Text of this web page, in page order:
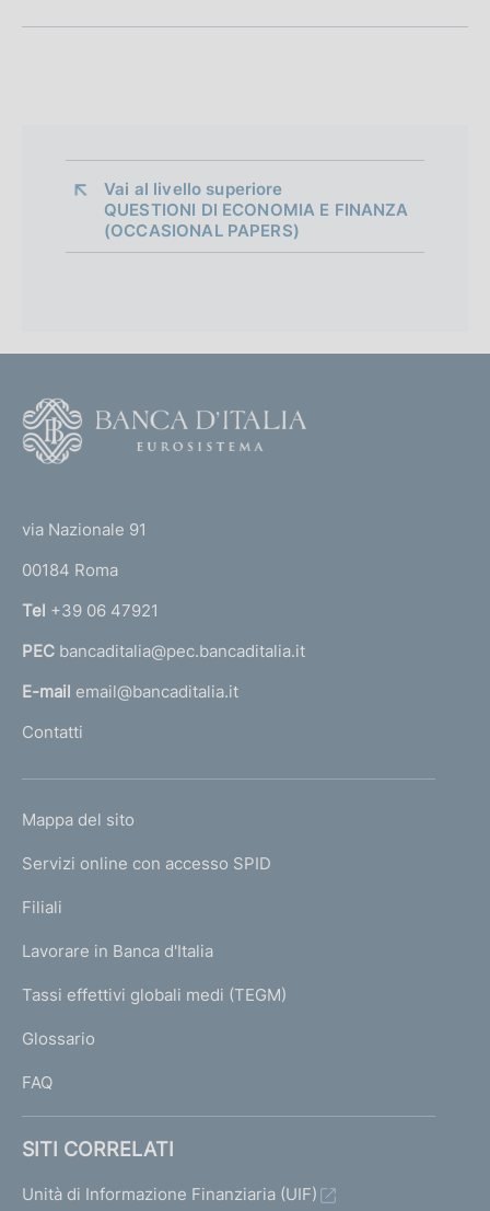
n
o
o
n
i
m
e
n
t
o
Vai al livello superiore
QUESTIONI DI ECONOMIA E FINANZA
(OCCASIONAL PAPERS)
r
n
a
l
'
m
e
a
g
via Nazionale 91
00184 Roma
Tel +39 06 47921
PEC bancaditalia@pec.bancaditalia.it
E-mail email@bancaditalia.it
Contatti
L
N
K
T
I
I
Mappa del sito
Servizi online con accesso SPID
Filiali
Lavorare in Banca d'Italia
Tassi effettivi globali medi (TEGM)
Glossario
FAQ
SITI CORRELATI
Unità di Informazione Finanziaria (UIF)